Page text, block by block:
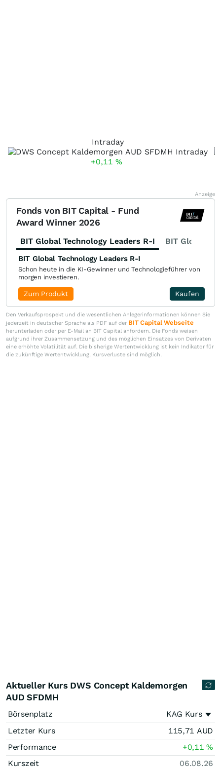
Intraday
+0,11 %
Anzeige
Fonds von BIT Capital - Fund
Award Winner 2026
BIT Global Technology Leaders R-I BIT Global
BIT Global Technology Leaders R-I
Schon heute in die KI-Gewinner und Technologieführer von
morgen investieren.
Kaufen
Zum Produkt
Den Verkaufsprospekt und die wesentlichen Anlegerinformationen können Sie
jederzeit in deutscher Sprache als PDF auf der BIT Capital Webseite
herunterladen oder per E-Mail an BIT Capital anfordern. Die Fonds weisen
aufgrund ihrer Zusammensetzung und des möglichen Einsatzes von Derivaten
eine erhöhte Volatilität auf. Die bisherige Wertentwicklung ist kein Indikator für
die zukünftige Wertentwicklung. Kursverluste sind möglich.
Aktueller Kurs DWS Concept Kaldemorgen
AUD SFDMH
Börsenplatz
KAG Kurs
Letzter Kurs
115,71 AUD
Performance
+0,11%
Kurszeit
06.08.26